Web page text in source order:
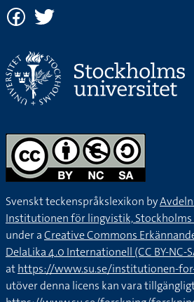
Svenskt teckenspråkslexikon by
Institutionen för lingvistik,
under aCreative Commons
DelaLika 4.0 Internationell (CC BY-NC-
athttps://www.su.se/institutionen-
utöver denna licens kan vara